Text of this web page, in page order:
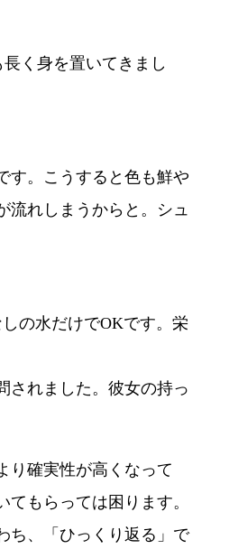
く身を置いてきまし
す。こうすると色も鮮や
流れしまうからと。シュ
の水だけでOKです。栄
されました。彼女の持っ
り確実性が高くなって
もらっては困ります。
ち、「ひっくり返る」で